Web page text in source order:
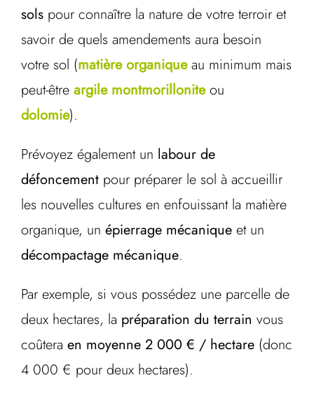
sols pour connaître la nature de votre terroir et
savoir de quels amendements aura besoin
votre sol (matière organiqueau minimum mais
peut-être argile montmorilloniteou
dolomie).
Prévoyez également un labour de
défoncement pour préparer le sol à accueillir
les nouvelles cultures en enfouissant la matière
organique, un épierrage mécanique et un
décompactage mécanique.
Par exemple, si vous possédez une parcelle de
deux hectares, la préparation du terrain vous
coûtera en moyenne 2 000 € / hectare (donc
4 000 € pour deux hectares).